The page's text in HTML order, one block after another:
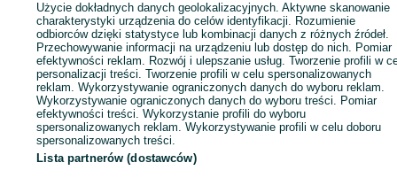
Zadzwoń / SMS Wyślij wiadomość
Użycie dokładnych danych geolokalizacyjnych. Aktywne skanowanie
charakterystyki urządzenia do celów identyfikacji. Rozumienie
odbiorców dzięki statystyce lub kombinacji danych z różnych źródeł.
Przechowywanie informacji na urządzeniu lub dostęp do nich. Pomiar
efektywności reklam. Rozwój i ulepszanie usług. Tworzenie profili w
personalizacji treści. Tworzenie profili w celu spersonalizowanych
reklam. Wykorzystywanie ograniczonych danych do wyboru reklam.
Wykorzystywanie ograniczonych danych do wyboru treści. Pomiar
efektywności treści. Wykorzystanie profili do wyboru
spersonalizowanych reklam. Wykorzystywanie profili w celu doboru
spersonalizowanych treści.
Lista partnerów (dostawców)